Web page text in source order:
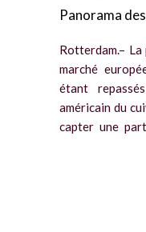
Panorama
Rotterdam.–
marché
étant
américain du
capter une